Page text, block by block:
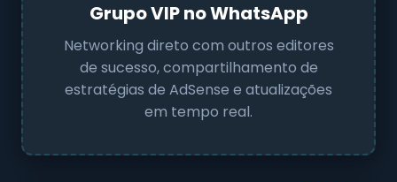
Grupo VIP no WhatsApp
Networking direto com outros editores
de sucesso, compartilhamento de
estratégias de AdSense e atualizações
em tempo real.